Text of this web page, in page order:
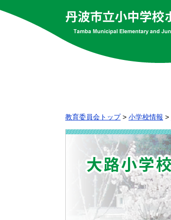
教育委員会トップ > 小学校情報 >